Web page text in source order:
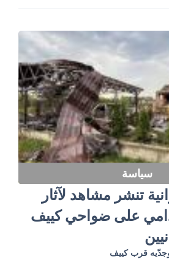
سياسة
تنشر مشاهد لآثار
على ضواحي كييف
قرب كييف